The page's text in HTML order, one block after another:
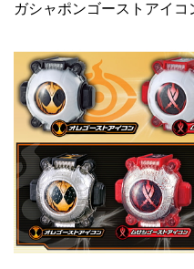
ガシャポンゴーストアイコ